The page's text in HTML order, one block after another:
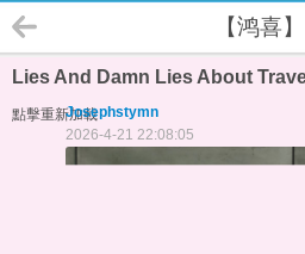
【鸿喜】
Lies And Damn Lies About
點擊重新加載Josephstymn
2026-4-21 22:08:05